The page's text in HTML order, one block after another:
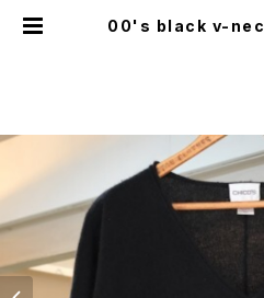
00's black v-